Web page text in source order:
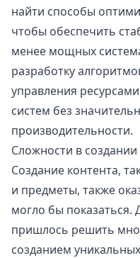
найти способы
чтобы обеспечить
менее мощных
разработку
управления
систем без
производительности.
Сложности в создании
Создание контента,
и предметы, также
могло бы показаться.
пришлось решить
созданием